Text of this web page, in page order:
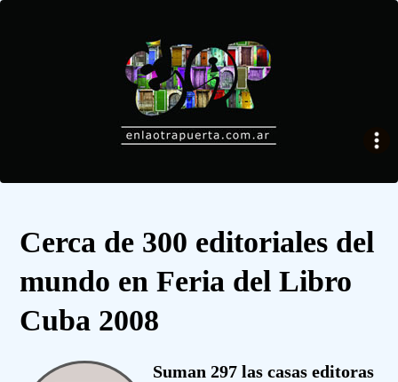
Cerca de 300 editoriales del
mundo en Feria del Libro
Cuba 2008
Suman 297 las casas editoras